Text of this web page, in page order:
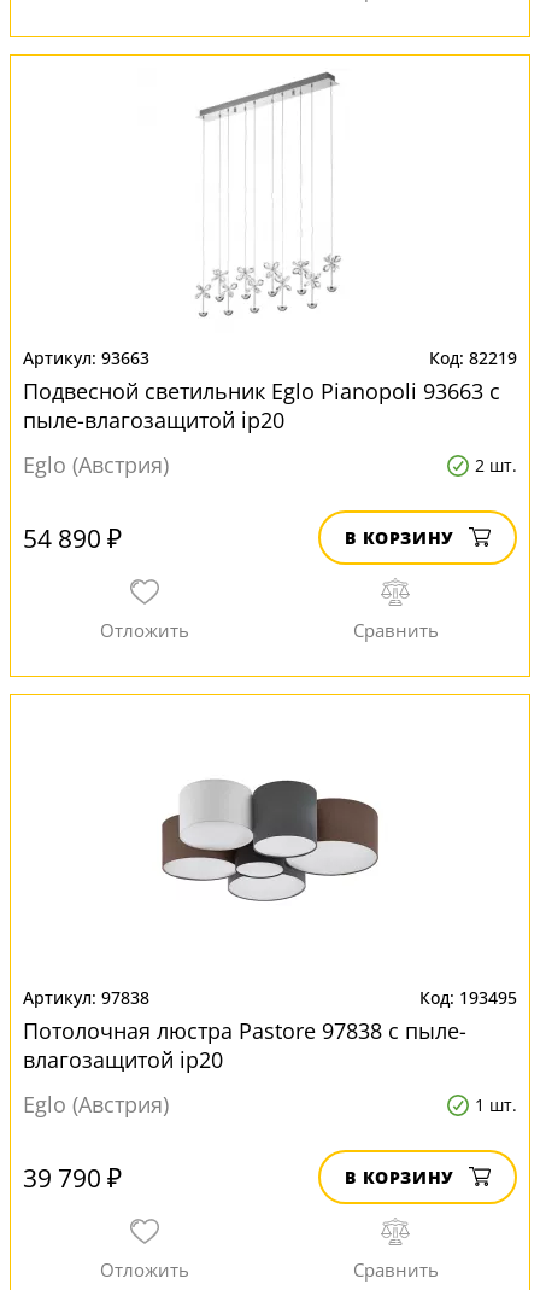
93663 82219
Подвесной светильник Eglo Pianopoli 93663 с
пыле-влагозащитой ip20
Eglo (Австрия)
2 шт.
54 890 ₽ В КОРЗИНУ
97838 193495
Потолочная люстра Pastore 97838 с пыле-
влагозащитой ip20
Eglo (Австрия)
1 шт.
39 790 ₽ В КОРЗИНУ